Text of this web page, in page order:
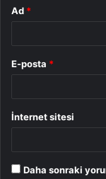
Ad *
E-posta *
İnternet sitesi
Daha sonraki